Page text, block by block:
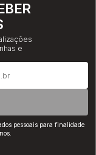
e
pessoais para finalidade